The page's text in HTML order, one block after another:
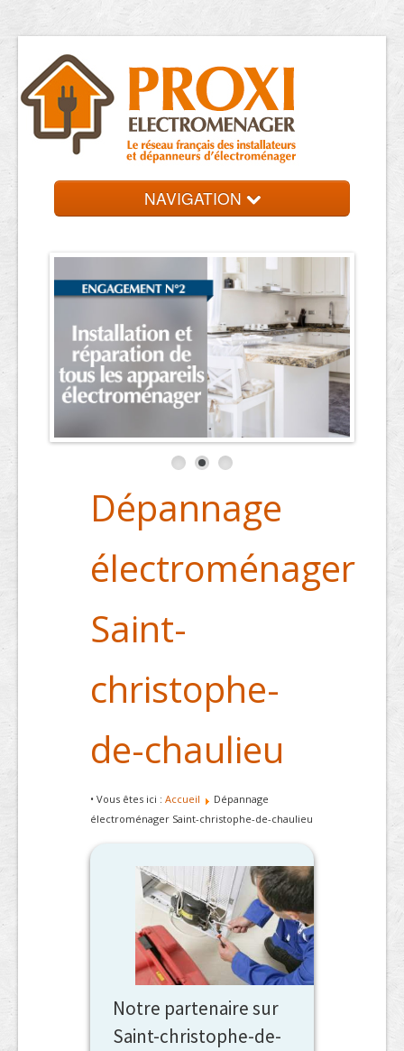
NAVIGATION
Dépannage
électroménager
Saint-
christophe-
de-chaulieu
• Vous êtes ici : Accueil
Dépannage
électroménager Saint-christophe-de-chaulieu
Notre partenaire sur
Saint-christophe-de-